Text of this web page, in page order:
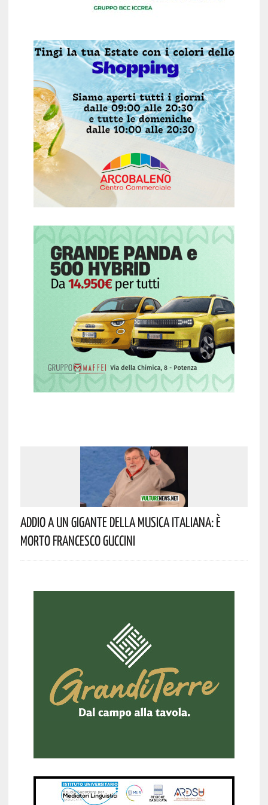
Addio A Un Gigante Della Musica Italiana: È
Morto Francesco Guccini